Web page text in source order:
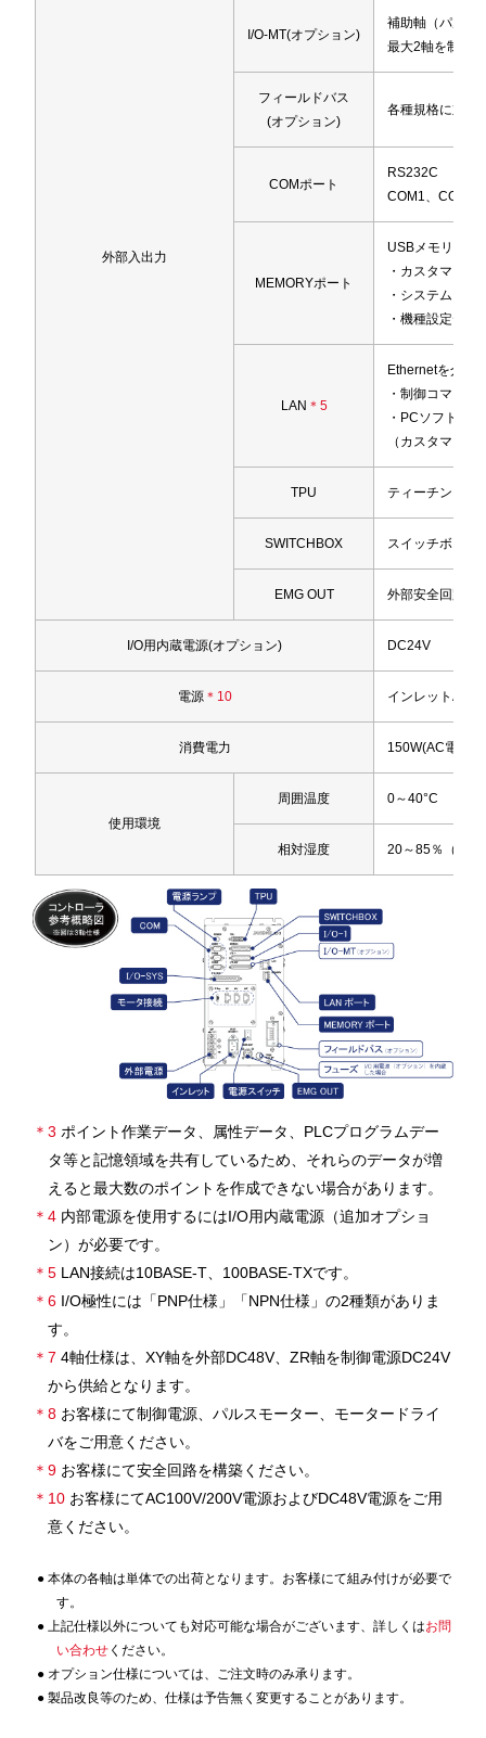
外部入出力
I/O-MT(オプション)
補助軸（パルス
最大2軸を制御
フィールドバス
(オプション)
各種規格に対応
COMポート
RS232C
COM1、COM2
MEMORYポート
USBメモリ接続
・カスタマイ
・システムソフ
・機種設定デー
LAN ＊5
Ethernetを介し
・制御コマンド
・PCソフト『
（カスタマイ
TPU ティーチングペ
SWITCHBOX スイッチボック
EMG OUT 外部安全回路接
I/O用内蔵電源(オプション) DC24V
電源＊10 インレット
消費電力 150W(AC電源)
使用環境
周囲温度 0～40°C
相対湿度 20～85％（結露
＊3 ポイント作業データ、属性データ、PLCプログラムデー
タ等と記憶領域を共有しているため、それらのデータが増
えると最大数のポイントを作成できない場合があります。
＊4 内部電源を使用するにはI/O用内蔵電源（追加オプショ
ン）が必要です。
＊5 LAN接続は10BASE-T、100BASE-TXです。
＊6 I/O極性には「PNP仕様」「NPN仕様」の2種類がありま
す。
＊7 4軸仕様は、XY軸を外部DC48V、ZR軸を制御電源DC24V
から供給となります。
＊8 お客様にて制御電源、パルスモーター、モータードライ
バをご用意ください。
＊9 お客様にて安全回路を構築ください。
＊10 お客様にてAC100V/200V電源およびDC48V電源をご用
意ください。
本体の各軸は単体での出荷となります。お客様にて組み付けが必要で
す。
上記仕様以外についても対応可能な場合がございます、詳しくはお問
い合わせください。
オプション仕様については、ご注文時のみ承ります。
製品改良等のため、仕様は予告無く変更することがあります。